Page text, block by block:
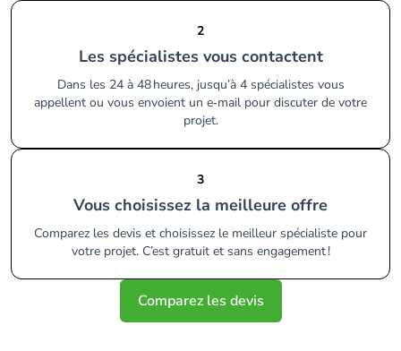
2
Les spécialistes vous contactent
Dans les 24 à 48 heures, jusqu’à 4 spécialistes vous
appellent ou vous envoient un e‑mail pour discuter de votre
projet.
3
Vous choisissez la meilleure offre
Comparez les devis et choisissez le meilleur spécialiste pour
votre projet. C’est gratuit et sans engagement !
Comparez les devis